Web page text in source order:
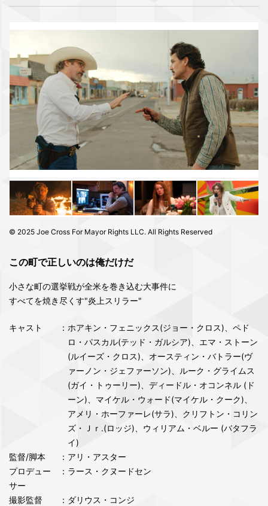
© 2025 Joe Cross For Mayor Rights LLC. All Rights Reserved
この町で正しいのは俺だけだ
小さな町の選挙戦が全米を巻き込む大事件に
すべてを焼き尽くす"炎上スリラー"
キャスト
：ホアキン・フェニックス(ジョー・クロス)、ペド
ロ・パスカル(テッド・ガルシア)、エマ・ストーン
(ルイーズ・クロス)、オースティン・バトラー(ヴ
ァーノン・ジェファーソン)、ルーク・グライムス
(ガイ・トゥーリー)、ディードル・オコンネル (ド
ーン)、マイケル・ウォード(マイケル・クーク)、
アメリ・ホーファーレ(サラ)、クリフトン・コリン
ズ・Ｊｒ.(ロッジ)、ウィリアム・ベルー (バタフラ
イ)
監督/脚本
：アリ・アスター
プロデュー
サー
：ラース・クヌードセン
撮影監督 ：ダリウス・コンジ